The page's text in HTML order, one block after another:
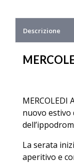
Descrizione
MERCOLEDI
nuovo estivo
La serata
aperitivo e